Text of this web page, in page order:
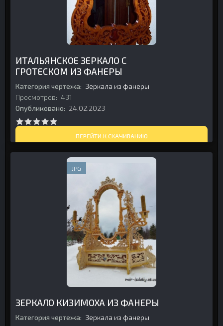
ИТАЛЬЯНСКОЕ ЗЕРКАЛО С
ГРОТЕСКОМ ИЗ ФАНЕРЫ
Категория чертежа: Зеркала из фанеры
Просмотров: 431
Опубликовано: 24.02.2023
ПЕРЕЙТИ К СКАЧИВАНИЮ
JPG
ЗЕРКАЛО КИЗИМОХА ИЗ ФАНЕРЫ
Категория чертежа: Зеркала из фанеры